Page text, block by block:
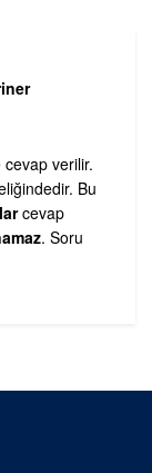
cevap verilir.
Bu
cevap
. Soru